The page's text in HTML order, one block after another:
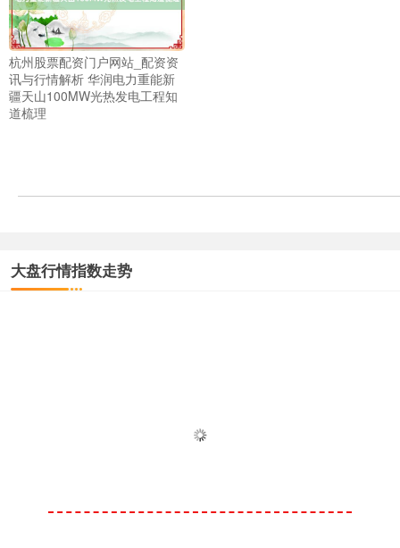
杭州股票配资门户网站_配资资
讯与行情解析 华润电力重能新
疆天山100MW光热发电工程知
道梳理
大盘行情指数走势